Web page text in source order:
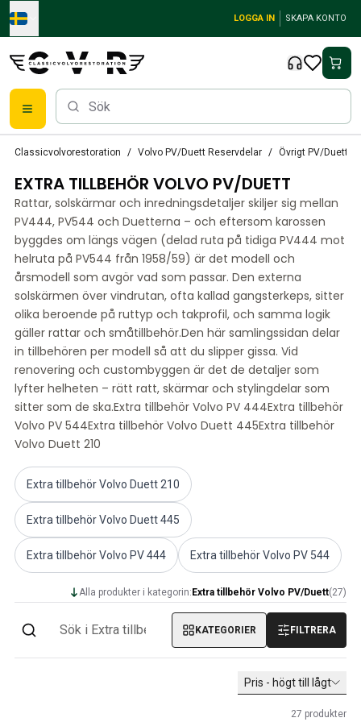
Skip to main content
LOGGA IN SKAPA KONTO
Tändsystem
Bränslefilter
Fälgar
Volvo PV/Duett Reservdelar
PV/Duett Bromssystem
PV/Duett Bränsle/avgassystem
PV/Duett Elsystem
PV/Duett Framvagn
PV/Duett Inredning
PV/Duett Karosseri
PV/Duett Kraftöverföring/bakaxel
PV/Duett Kylsystem
PV/Duett Motordelar
Övrigt PV/Duett
PV/Duett Motorreglage
PV/Duett Värme/friskluft
PV/Duett Däck/fälg/navkapslar
Volvo Amazon Reservdelar
Volvo Amazon Karosseri
Volvo Amazon Bromssystem
Volvo Amazon Kylsystem
Volvo Amazon Elsystem
Volvo Amazon Motordelar
Volvo Amzon Motorreglage
Volvo Amazon Bränsle/avgassystem
Classicvolvorestoration Volvo PV/Duett Reservdelar Övrigt PV/Duett
EXTRA TILLBEHÖR VOLVO PV/DUETT
Rattar, solskärmar och inredningsdetaljer skiljer sig mellan
PV444, PV544 och Duetterna – och eftersom karossen
byggdes om längs vägen (delad ruta på tidiga PV444 mot
helruta på PV544 från 1958/59) är det modell och
årsmodell som avgör vad som passar. Den externa
solskärmen över vindrutan, ofta kallad gangsterkeps, sitter
olika beroende på ruttyp och takprofil, och samma logik
gäller rattar och småtillbehör.Den här samlingssidan delar
in tillbehören per modell så att du slipper gissa. Vid
renovering och custombyggen är det de detaljer som
lyfter helheten – rätt ratt, skärmar och stylingdelar som
sitter som de ska.Extra tillbehör Volvo PV 444Extra tillbehör
Volvo PV 544Extra tillbehör Volvo Duett 445Extra tillbehör
Volvo Duett 210
Extra tillbehör Volvo Duett 210
Extra tillbehör Volvo Duett 445
Extra tillbehör Volvo PV 444 Extra tillbehör Volvo PV 544
Alla produkter i kategorin: Extra tillbehör Volvo PV/Duett(27)
KATEGORIER FILTRERA
Pris - högt till lågt
27 produkter